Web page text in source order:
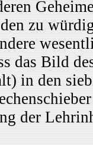
zu
das Bild
in den
der